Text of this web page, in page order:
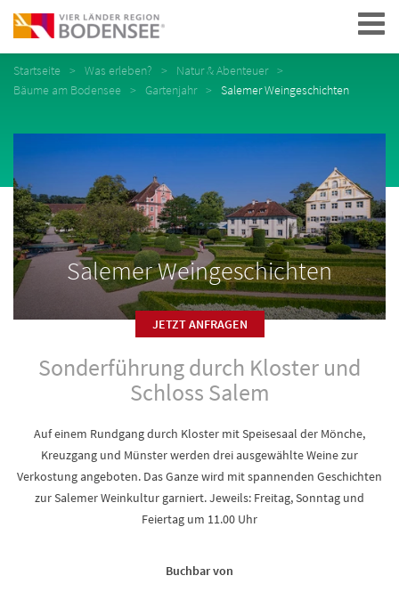
Navigation
Startseite Was erleben?
Natur & Abenteuer
Bäume am Bodensee
Gartenjahr Salemer Weingeschichten
Salemer Weingeschichten
JETZT ANFRAGEN
Sonderführung durch Kloster und
Schloss Salem
Auf einem Rundgang durch Kloster mit Speisesaal der Mönche,
Kreuzgang und Münster werden drei ausgewählte Weine zur
Verkostung angeboten. Das Ganze wird mit spannenden Geschichten
zur Salemer Weinkultur garniert. Jeweils: Freitag, Sonntag und
Feiertag um 11.00 Uhr
Buchbar von